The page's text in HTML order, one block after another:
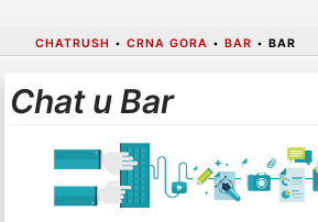
CHATRUSH • CRNA GORA • BAR • BAR
Chat u Bar